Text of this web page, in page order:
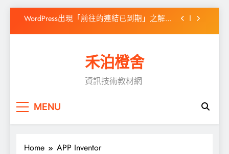
Skip
content
WordPress出現「前往的連結已到期」之解決
如何在Windows 10 安裝Chocolatey
CentOS Stream 9 ADSL 撥接
WordPress出現「前往的連結已到期」之解決
方式
禾泊橙舍
資訊技術教材網
MENU
Home APP Inventor